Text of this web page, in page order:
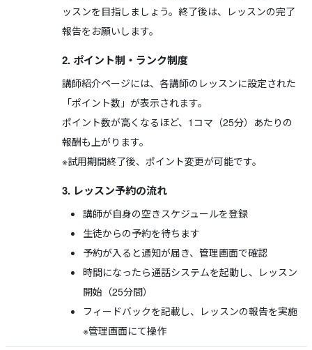
ッスンを目指しましょう。終了後は、レッスンの完了
報告をお願いします。
2. ポイント制・ランク制度
講師紹介ページには、各講師のレッスンに設定された
「ポイント数」が表示されます。
ポイント数が高くなるほど、1コマ（25分）あたりの
報酬も上がります。
※試用期間終了後、ポイント変更が可能です。
3. レッスン予約の流れ
講師が自身の空きスケジュールを登録
生徒からの予約を待ちます
予約が入ると通知が届き、管理画面で確認
時間になったら通話システムを起動し、レッスン
開始（25分間）
フィードバックを記載し、レッスンの報告を実施
※管理画面にて操作